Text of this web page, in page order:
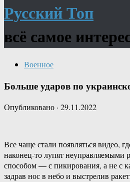
Русский Топ
всё самое
Военное
Больше ударов по
Опубликовано · 29.11.2022
Все чаще стали появляться видео,
наконец-то лупят неуправляемыми
способом — с пикирования, а не с
задрав нос в небо и выстрелив